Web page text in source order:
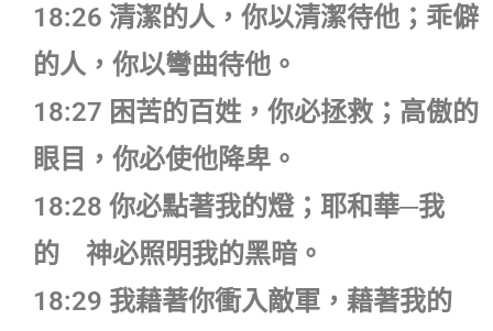
18:26 清潔的人，你以清潔待他；乖僻
的人，你以彎曲待他。
18:27 困苦的百姓，你必拯救；高傲的
眼目，你必使他降卑。
18:28 你必點著我的燈；耶和華─我
的 神必照明我的黑暗。
18:29 我藉著你衝入敵軍，藉著我的